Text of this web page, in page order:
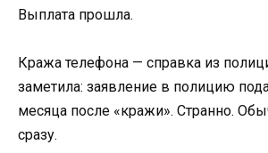
Выплата прошла.
Кража телефона — справка из
заметила: заявление в полицию
месяца после «кражи». Странно.
сразу.